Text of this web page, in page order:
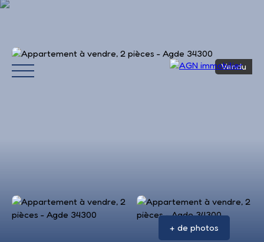
Accueil Acheter Louer Vendre
Vendu
+ de photos